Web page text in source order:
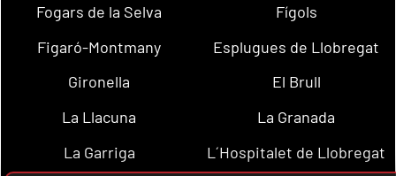
Fogars de la Selva
Fígols
Figaró-Montmany
Esplugues de Llobregat
Gironella
El Brull
La Llacuna
La Granada
La Garriga
L´Hospitalet de Llobregat